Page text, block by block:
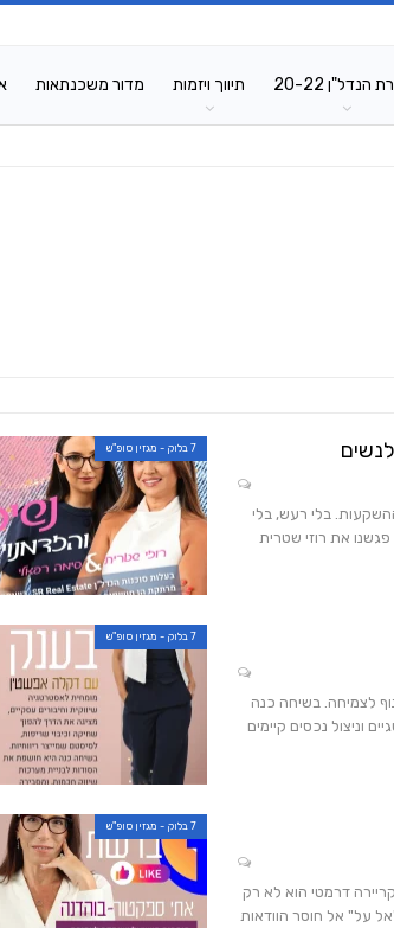
הנדל"ן 20-22 תיווך ויזמות מדור משכנתאות
7 בלוק - מגזין סופ"ש
בלי רעש, בלי
את רוזי שטרית
7 בלוק - מגזין סופ"ש
לצמיחה. בשיחה כנה
וניצול נכסים קיימים
7 בלוק - מגזין סופ"ש
דרמטי הוא לא רק
על" אל חוסר הוודאות